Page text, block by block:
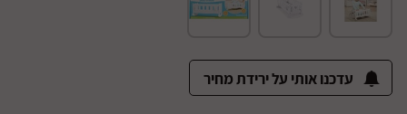
עדכנו אותי על ירידת מחיר